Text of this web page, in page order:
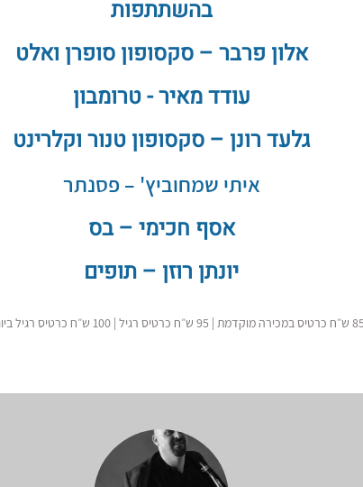
בהשתתפות
אלון פרבר – סקסופון סופרן ואלט
עודד מאיר - טרומבון
גלעד רונן – סקסופון טנור וקלרינט
איתי שמחוביץ' – פסנתר
אסף חכימי – בס
יונתן רוזן – תופים
85 ש״ח כרטיס במכירה מוקדמת | 95 ש״ח כרטיס רגיל | 100 ש״ח כרטיס רגיל ביום האירוע